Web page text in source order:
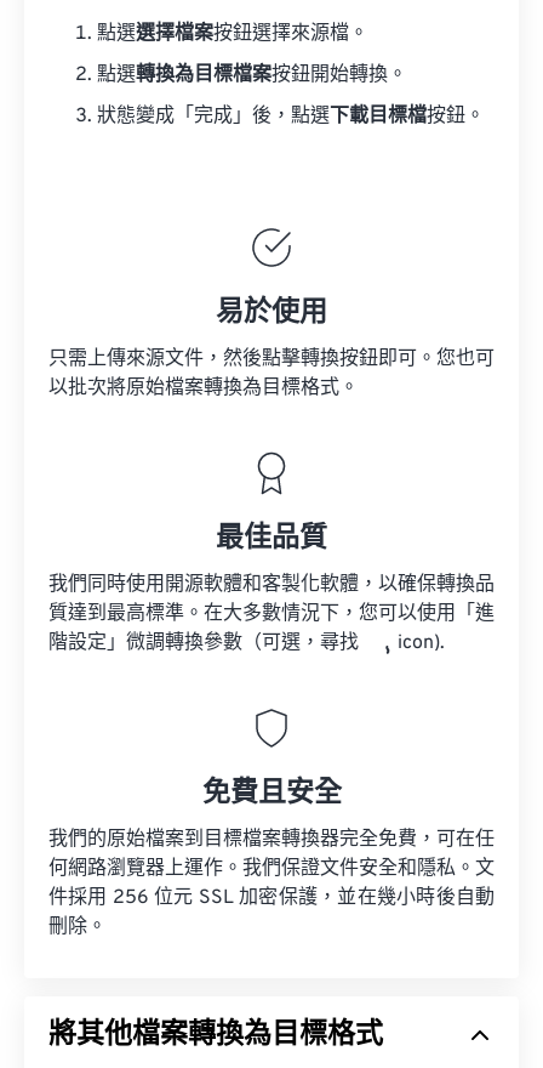
點選選擇檔案按鈕選擇來源檔。
點選轉換為目標檔案按鈕開始轉換。
狀態變成「完成」後，點選 下載目標檔按鈕。
易於使用
只需上傳來源文件，然後點擊轉換按鈕即可。您也可
以批次將原始檔案轉換為目標格式。
最佳品質
我們同時使用開源軟體和客製化軟體，以確保轉換品
質達到最高標準。在大多數情況下，您可以使用「進
階設定」微調轉換參數（可選，尋找
icon).
免費且安全
我們的原始檔案到目標檔案轉換器完全免費，可在任
何網路瀏覽器上運作。我們保證文件安全和隱私。文
件採用 256 位元 SSL 加密保護，並在幾小時後自動
刪除。
將其他檔案轉換為目標格式